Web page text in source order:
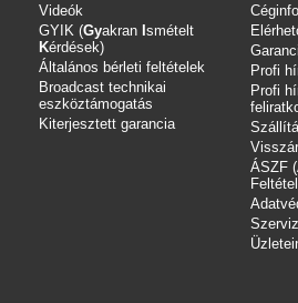
Videók
GYIK (Gyakran smételt
Kérdések)
Általános bérleti feltételek
Broadcast technikai
eszköztámogatás
Kiterjesztett garancia
Profi
Profi
ÁSZF